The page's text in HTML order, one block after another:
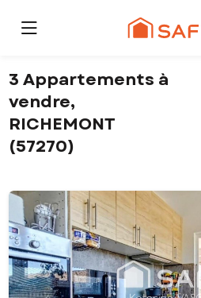
3 Appartements à
vendre,
RICHEMONT
(57270)